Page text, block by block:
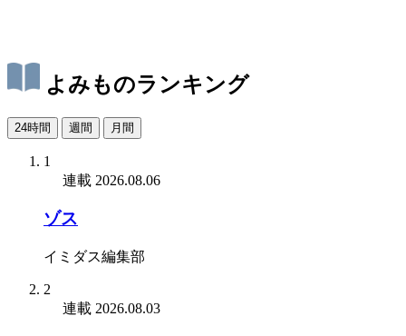
よみものランキング
24時間 週間 月間
1
連載 2026.08.06
ゾス
イミダス編集部
2
連載 2026.08.03